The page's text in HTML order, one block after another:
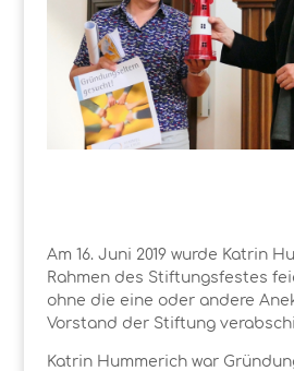
Am 16. Juni 2019 wurde Katrin
Rahmen des Stiftungsfestes
ohne die eine oder andere
Vorstand der Stiftung
Katrin Hummerich war